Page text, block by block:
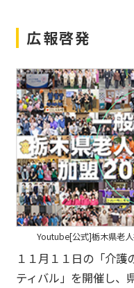
広報啓発
Youtube[公式]栃木県老
１１月１１日の「介護
ティバル」を開催し、